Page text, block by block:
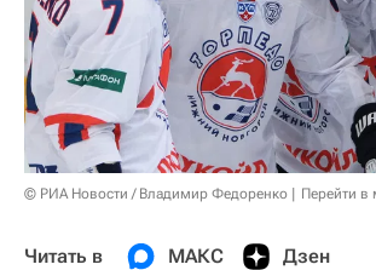
© РИА Новости / Владимир Федоренко Перейти в
Читать в МАКС Дзен